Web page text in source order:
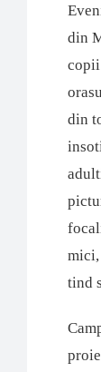
din
copii
din
mici,
tind